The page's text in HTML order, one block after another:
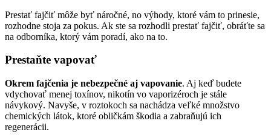
Prestať fajčiť môže byť náročné, no výhody, ktoré vám to prinesie,
rozhodne stoja za pokus. Ak ste sa rozhodli prestať fajčiť, obráťte sa
na odborníka, ktorý vám poradí, ako na to.
Prestaňte vapovať
Okrem fajčenia je nebezpečné aj vapovanie. Aj keď budete
vdychovať menej toxínov, nikotín vo vaporizéroch je stále
návykový. Navyše, v roztokoch sa nachádza veľké množstvo
chemických látok, ktoré obličkám škodia a zabraňujú ich
regenerácii.